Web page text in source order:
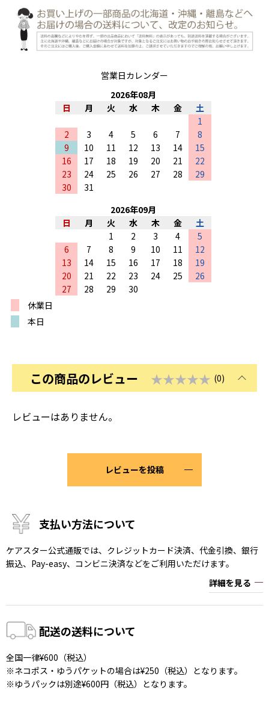
営業日カレンダー
2026年08月
日
月 火 水 木 金
土
1
2
3 4 5 6 7
8
9
10 11 12 13 14
15
16
17 18 19 20 21
22
23
24 25 26 27 28
29
30
31
2026年09月
日
月 火 水 木 金
土
1
2 3 4
5
6
7 8 9 10 11
12
13
14 15 16 17 18
19
20
21 22 23 24 25
26
27
28 29
30
休業日
本日
この商品のレビュー ★★★★★ (0)
レビューはありません。
レビューを投稿
支払い方法について
ケアスター公式通販では、クレジットカード決済、代金引換、銀行
振込、Pay-easy、コンビニ決済などをご利用いただけます。
詳細を見る
配送の送料について
全国一律¥600（税込）
※ネコポス・ゆうパケットの場合は¥250（税込）となります。
※ゆうパックは別途¥600円（税込）となります。